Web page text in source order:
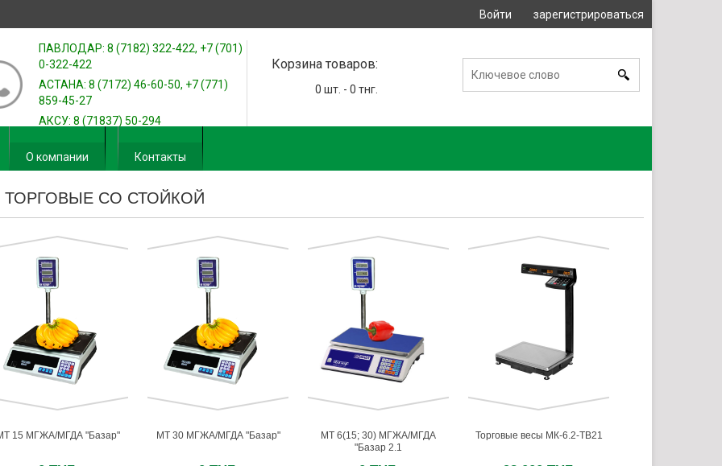
Войти зарегистрироваться
ПАВЛОДАР: 8 (7182) 322-422, +7 (701)
0-322-422
АСТАНА: 8 (7172) 46-60-50, +7 (771)
859-45-27
АКСУ: 8 (71837) 50-294
Корзина товаров:
0 шт. - 0 тнг.
О компании Контакты
СО СТОЙКОЙ
15 МГЖА/МГДА "Базар" МТ 30 МГЖА/МГДА "Базар"
МТ 6(15; 30) МГЖА/МГДА
"Базар 2.1
Торговые весы МК-6.2-ТВ21